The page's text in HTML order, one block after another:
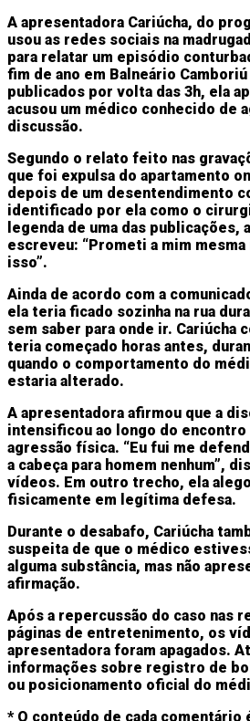
A apresentadora Cariúcha, do
usou as redes sociais na
para relatar um episódio
fim de ano em Balneário
publicados por volta das 3h, ela
acusou um médico conhecido de
discussão.
Segundo o relato feito nas
que foi expulsa do apartamento
depois de um desentendimento
identificado por ela como o
legenda de uma das publicações,
escreveu: “Prometi a mim mesma
isso”.
Ainda de acordo com a
ela teria ficado sozinha na rua
sem saber para onde ir. Cariúcha
teria começado horas antes,
quando o comportamento do
estaria alterado.
A apresentadora afirmou que a
intensificou ao longo do encontro
agressão física. “Eu fui me
a cabeça para homem nenhum”,
vídeos. Em outro trecho, ela
fisicamente em legítima defesa.
Durante o desabafo, Cariúcha
suspeita de que o médico
alguma substância, mas não
afirmação.
Após a repercussão do caso nas
páginas de entretenimento, os
apresentadora foram apagados.
informações sobre registro de
ou posicionamento oficial do
* O conteúdo de cada comentário